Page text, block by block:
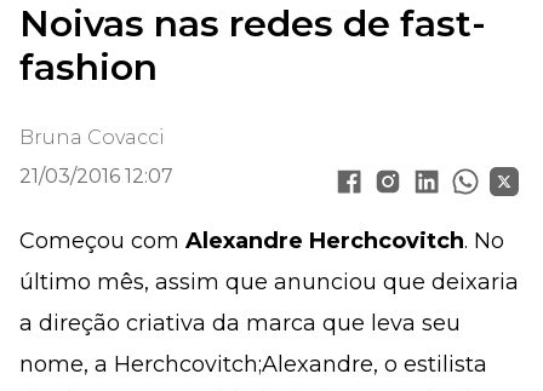
Noivas nas redes de fast-
fashion
Bruna Covacci
21/03/2016 12:07
Começou com Alexandre Herchcovitch. No
último mês, assim que anunciou que deixaria
a direção criativa da marca que leva seu
nome, a Herchcovitch;Alexandre, o estilista